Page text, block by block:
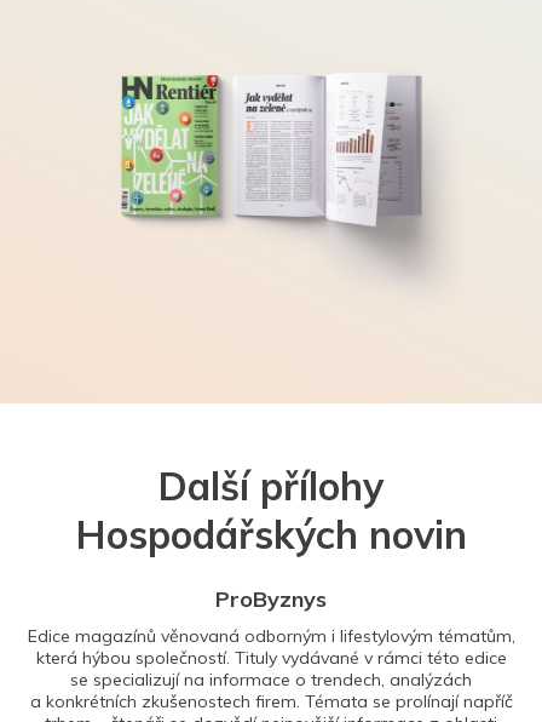
Další přílohy
Hospodářských novin
ProByznys
Edice magazínů věnovaná odborným i lifestylovým tématům,
která hýbou společností. Tituly vydávané v rámci této edice
se specializují na informace o trendech, analýzách
a konkrétních zkušenostech firem. Témata se prolínají napříč